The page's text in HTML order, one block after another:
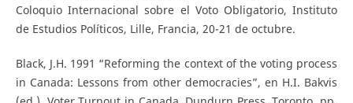
Coloquio Internacional sobre el Voto Obligatorio, Instituto
de Estudios Políticos, Lille, Francia, 20-21 de octubre.
Black, J.H. 1991 “Reforming the context of the voting process
in Canada: Lessons from other democracies”, en H.I. Bakvis